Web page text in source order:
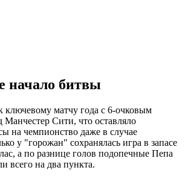
начало битвы
ключевому матчу года с 6-очковым
Сити, что оставляло
на чемпионство даже в случае
у "горожан" сохранялась игра в запасе
а по разнице голов подопечные Пепа
всего на два пункта.